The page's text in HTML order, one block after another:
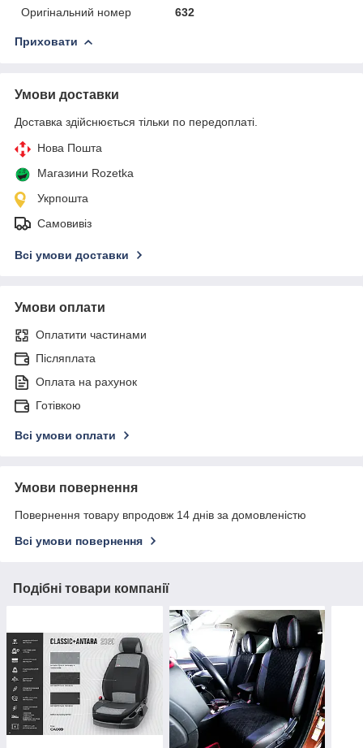
Оригінальний номер
632
Приховати
Умови доставки
Доставка здійснюється тільки по передоплаті.
Нова Пошта
Магазини Rozetka
Укрпошта
Самовивіз
Всі умови доставки
Умови оплати
Оплатити частинами
Післяплата
Оплата на рахунок
Готівкою
Всі умови оплати
Умови повернення
Повернення товару впродовж 14 днів за домовленістю
Всі умови повернення
Подібні товари компанії